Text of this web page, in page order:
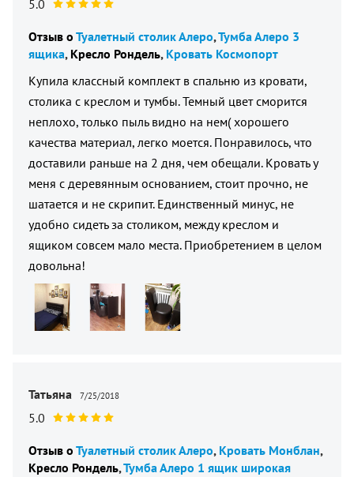
5.0
Отзыв о Туалетный столик Алеро Тумба Алеро 3
ящика Кресло Рондель Кровать Космопорт
Купила классный комплект в спальню из кровати,
столика с креслом и тумбы. Темный цвет сморится
неплохо, только пыль видно на нем( хорошего
качества материал, легко моется. Понравилось, что
доставили раньше на 2 дня, чем обещали. Кровать у
меня с деревянным основанием, стоит прочно, не
шатается и не скрипит. Единственный минус, не
удобно сидеть за столиком, между креслом и
ящиком совсем мало места. Приобретением в целом
довольна!
Татьяна 7/25/2018
5.0
Отзыв о Туалетный столик Алеро Кровать Монблан
Кресло Рондель Тумба Алеро 1 ящик широкая